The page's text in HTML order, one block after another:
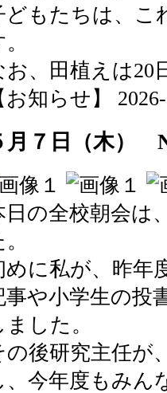
どもたちは、こ
お、田植えは20
お知らせ】
月７日（木）
日の全校朝会は
めに私が、昨年
事や小学生の投
ました。
の後研究主任が
、今年度もみん